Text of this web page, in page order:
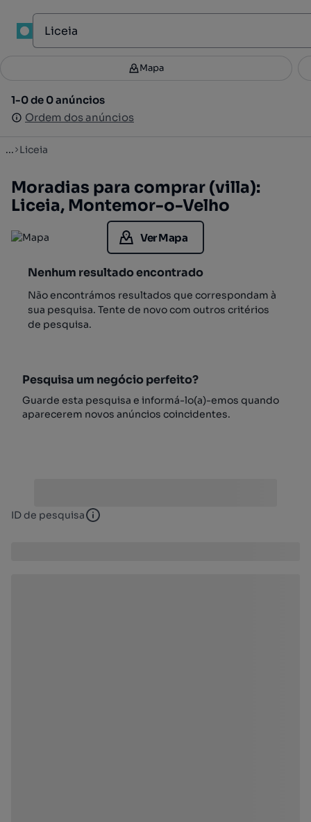
Filtros 3
1-0 de 0 anúncios
Ordem dos anúncios
Mapa
1-0 de 0 anúncios
Ordem dos anúncios
... Liceia
Moradias para comprar (villa):
Liceia, Montemor-o-Velho
Ver Mapa
Nenhum resultado encontrado
Não encontrámos resultados que correspondam à
sua pesquisa. Tente de novo com outros critérios
de pesquisa.
Pesquisa um negócio perfeito?
Guarde esta pesquisa e informá-lo(a)-emos quando
aparecerem novos anúncios coincidentes.
ID de pesquisa ID de pesquisa